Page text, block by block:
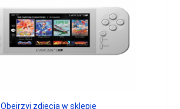
Obejrzyj zdjęcia w sklepie